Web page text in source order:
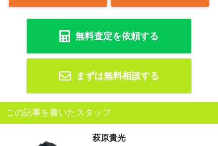
無料査定を依頼する
まずは無料相談する
この記事を書いたスタッフ
萩原貴光